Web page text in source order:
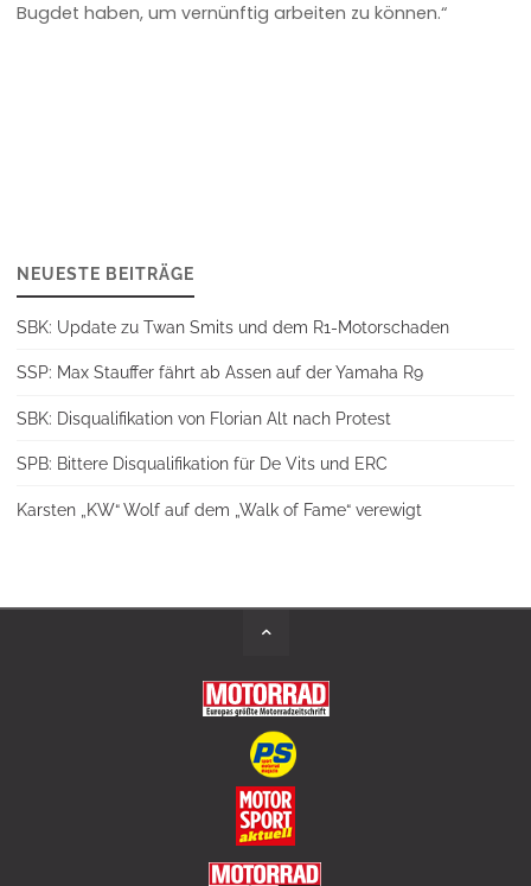
Bugdet haben, um vernünftig arbeiten zu können.“
NEUESTE BEITRÄGE
SBK: Update zu Twan Smits und dem R1-Motorschaden
SSP: Max Stauffer fährt ab Assen auf der Yamaha R9
SBK: Disqualifikation von Florian Alt nach Protest
SPB: Bittere Disqualifikation für De Vits und ERC
Karsten „KW“ Wolf auf dem „Walk of Fame“ verewigt
Back